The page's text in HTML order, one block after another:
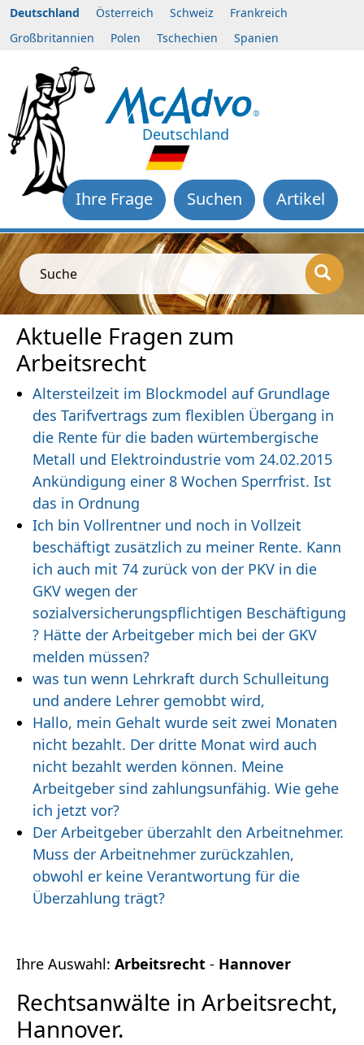
Deutschland Österreich Schweiz
Frankreich
Großbritannien
Polen Tschechien Spanien
Deutschland
Artikel
Suchen
Ihre Frage
Suche
Aktuelle Fragen zum
Arbeitsrecht
Altersteilzeit im Blockmodel auf Grundlage
des Tarifvertrags zum flexiblen Übergang in
die Rente für die baden würtembergische
Metall und Elektroindustrie vom 24.02.2015
Ankündigung einer 8 Wochen Sperrfrist. Ist
das in Ordnung
Ich bin Vollrentner und noch in Vollzeit
beschäftigt zusätzlich zu meiner Rente. Kann
ich auch mit 74 zurück von der PKV in die
GKV wegen der
sozialversicherungspflichtigen Beschäftigung
? Hätte der Arbeitgeber mich bei der GKV
melden müssen?
was tun wenn Lehrkraft durch Schulleitung
und andere Lehrer gemobbt wird,
Hallo, mein Gehalt wurde seit zwei Monaten
nicht bezahlt. Der dritte Monat wird auch
nicht bezahlt werden können. Meine
Arbeitgeber sind zahlungsunfähig. Wie gehe
ich jetzt vor?
Der Arbeitgeber überzahlt den Arbeitnehmer.
Muss der Arbeitnehmer zurückzahlen,
obwohl er keine Verantwortung für die
Überzahlung trägt?
Ihre Auswahl: Arbeitsrecht - Hannover
Rechtsanwälte in Arbeitsrecht,
Hannover.